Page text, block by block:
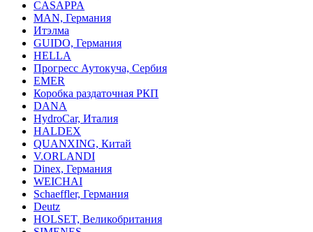
CASAPPA
MAN, Германия
Итэлма
GUIDO, Германия
HELLA
Прогресс Аутокуча, Сербия
EMER
Коробка раздаточная РКП
DANA
HydroCar, Италия
HALDEX
QUANXING, Китай
V.ORLANDI
Dinex, Германия
WEICHAI
Schaeffler, Германия
Deutz
HOLSET, Великобритания